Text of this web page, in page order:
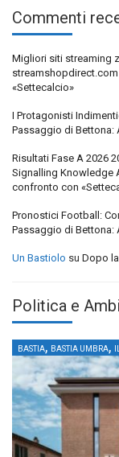
Commenti
Migliori siti streaming
streamshopdirect.com
«Settecalcio»
I Protagonisti
Passaggio di Bettona:
Risultati Fase A 2026
Signalling Knowledge
confronto con
Pronostici Football:
Passaggio di Bettona:
Un Bastiolo su Dopo
Politica e
BASTIA, BASTIA UMBRA,